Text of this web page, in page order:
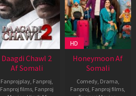
Daagdi Chawl 2
Af Somali
Fanprojplay, Fanproj
Fanproj films, Fanproj
HD
Honeymoon Af
Somali
Comedy, Drama
Fanproj Fanproj films